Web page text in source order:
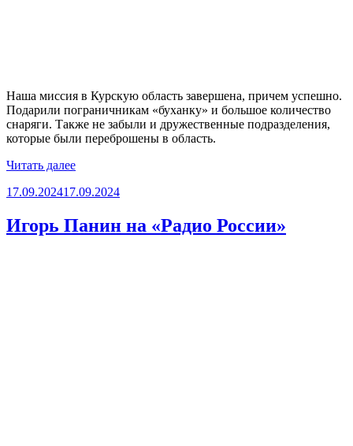
Наша миссия в Курскую область завершена, причем успешно.
Подарили пограничникам «буханку» и большое количество
снаряги. Также не забыли и дружественные подразделения,
которые были переброшены в область.
Читать далее«Мы
Опубликовано
17.09.202417.09.2024
Игорь Панин на «Радио России»